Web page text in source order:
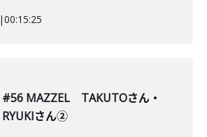
|00:15:25
#56 MAZZEL TAKUTOさん・
RYUKIさん②